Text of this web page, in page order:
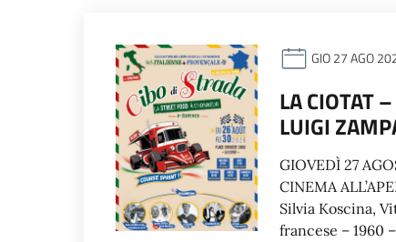
GIO 27 AGO
LA CIOTAT
LUIGI
GIOVEDÌ 27
CINEMA
Silvia Koscina,
francese – 1960